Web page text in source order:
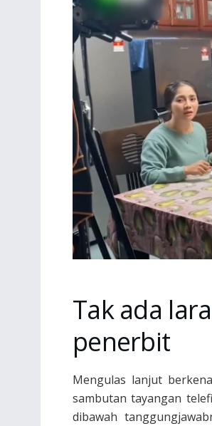
Tak ada
penerbit
Mengulas lanjut
sambutan tayangan
dibawah